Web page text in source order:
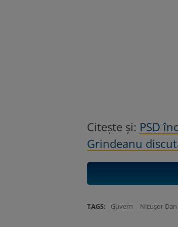
Citește și: PSD
Grindeanu
TAGS: Guvern Nicușor Dan